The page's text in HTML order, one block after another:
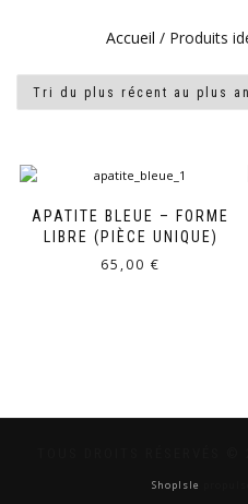
Accueil / Produits
APATITE BLEUE – FORME
LIBRE (PIÈCE UNIQUE)
65,00 €
ShopIsle